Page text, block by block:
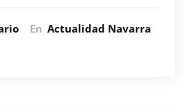
En Actualidad Navarra